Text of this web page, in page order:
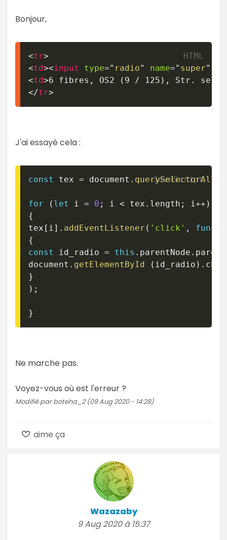
Bonjour,
<tr>
<td><input type=" radio" name=" super"
<td>6 fibres, OS2 (9 / 125), Str. serr
</tr>
J'ai essayé cela :
const tex = document . querySelectorAll
for ( let i = 0 ; i < tex . length ; i ++ )
{
tex [ i ] . addEventListener ( 'click' ,
{
const
id_radio = this . parentNode .
document . getElementById ( id_radio ) .
}
) ;
}
Ne marche pas.
Voyez-vous où est l'erreur ?
Modifié par boteha_2 (09 Aug 2020 - 14:28)
aime ça
Wazazaby
9 Aug 2020 à 15:37